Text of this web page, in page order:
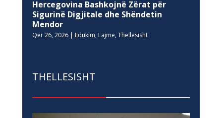
Hercegovina Bashkojnë Zërat për
Sigurinë Digjitale dhe Shëndetin
Mendor
Qer 26, 2026| Edukim, Lajme, Thellesisht
THELLESISHT